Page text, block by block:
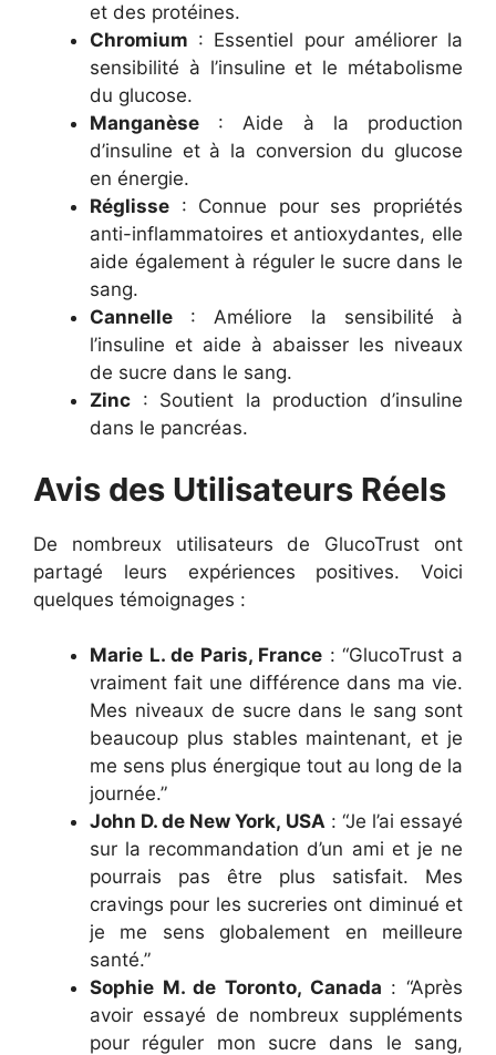
et des protéines.
Chromium : Essentiel pour améliorer la
sensibilité à l’insuline et le métabolisme
du glucose.
Manganèse : Aide à la production
d’insuline et à la conversion du glucose
en énergie.
Réglisse : Connue pour ses propriétés
anti-inflammatoires et antioxydantes, elle
aide également à réguler le sucre dans le
sang.
Cannelle : Améliore la sensibilité à
l’insuline et aide à abaisser les niveaux
de sucre dans le sang.
Zinc : Soutient la production d’insuline
dans le pancréas.
Avis des Utilisateurs Réels
De nombreux utilisateurs de GlucoTrust ont
partagé leurs expériences positives. Voici
quelques témoignages :
Marie L. de Paris, France : “GlucoTrust a
vraiment fait une différence dans ma vie.
Mes niveaux de sucre dans le sang sont
beaucoup plus stables maintenant, et je
me sens plus énergique tout au long de la
journée.”
John D. de New York, USA: “Je l’ai essayé
sur la recommandation d’un ami et je ne
pourrais pas être plus satisfait. Mes
cravings pour les sucreries ont diminué et
je me sens globalement en meilleure
santé.”
Sophie M. de Toronto, Canada : “Après
avoir essayé de nombreux suppléments
pour réguler mon sucre dans le sang,